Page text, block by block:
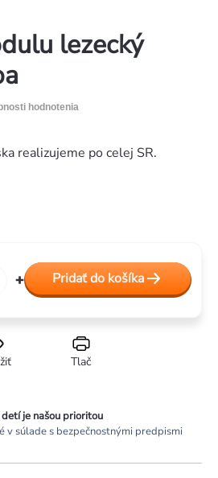
lezecký
hodnotenia
realizujeme po celej SR.
Tlač
Pridať do košíka
je našou prioritou
v súlade s bezpečnostnými predpismi